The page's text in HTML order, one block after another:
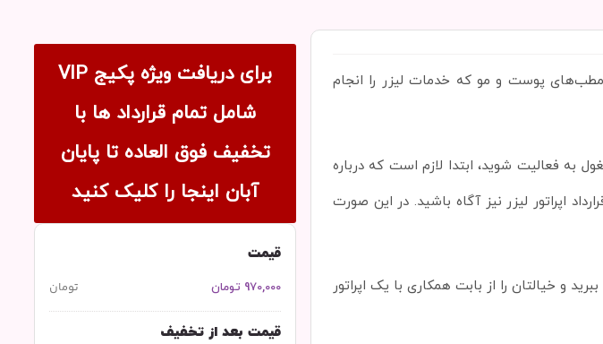
پوست و مو که خدمات لیزر را انجام
فعالیت شوید، ابتدا لازم است که درباره
اپراتور لیزر نیز آگاه باشید. در این صورت
و خیالتان را از بابت همکاری با یک اپراتور
برای دریافت ویژه پکیج VIP
شامل تمام قرارداد ها با
تخفیف فوق العاده تا پایان
آبان اینجا را کلیک کنید​
قیمت
970,000 تومان تومان
قیمت بعد از تخفیف